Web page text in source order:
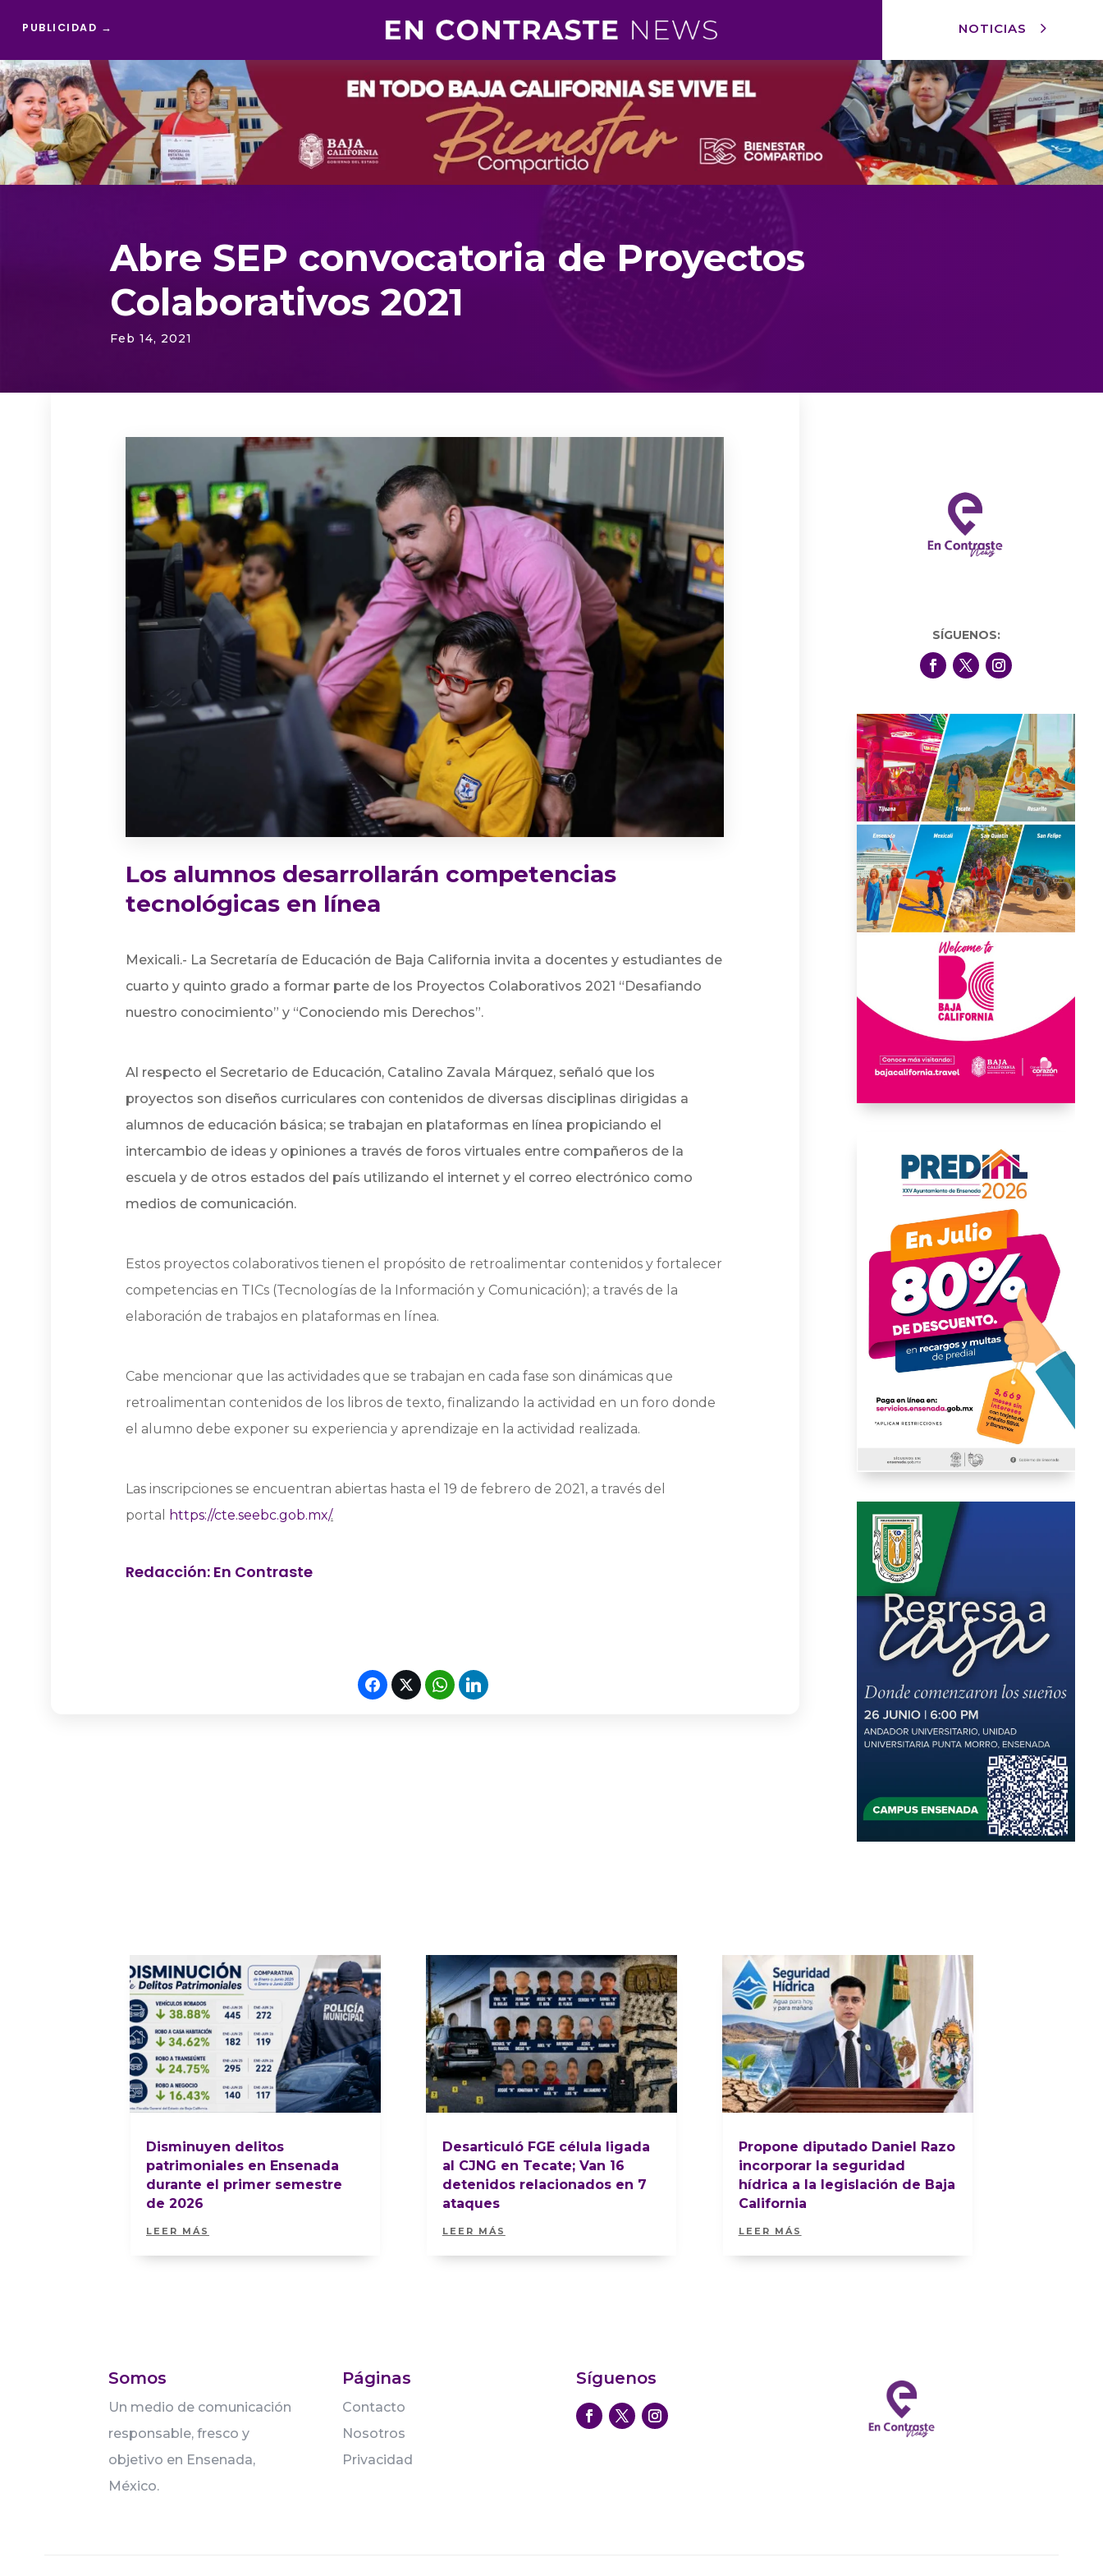
PUBLICIDAD → NOTICIAS
Reproductor
de
vídeo
Abre SEP convocatoria de Proyectos
Colaborativos 2021
Feb 14, 2021
Los alumnos desarrollarán competencias
tecnológicas en línea
Mexicali.- La Secretaría de Educación de Baja California invita a docentes y estudiantes de
cuarto y quinto grado a formar parte de los Proyectos Colaborativos 2021 “Desafiando
nuestro conocimiento” y “Conociendo mis Derechos”.
Al respecto el Secretario de Educación, Catalino Zavala Márquez, señaló que los
proyectos son diseños curriculares con contenidos de diversas disciplinas dirigidas a
alumnos de educación básica; se trabajan en plataformas en línea propiciando el
intercambio de ideas y opiniones a través de foros virtuales entre compañeros de la
escuela y de otros estados del país utilizando el internet y el correo electrónico como
medios de comunicación.
Estos proyectos colaborativos tienen el propósito de retroalimentar contenidos y fortalecer
competencias en TICs (Tecnologías de la Información y Comunicación); a través de la
elaboración de trabajos en plataformas en línea.
Cabe mencionar que las actividades que se trabajan en cada fase son dinámicas que
retroalimentan contenidos de los libros de texto, finalizando la actividad en un foro donde
el alumno debe exponer su experiencia y aprendizaje en la actividad realizada.
Las inscripciones se encuentran abiertas hasta el 19 de febrero de 2021, a través del
portal
https://cte.seebc.gob.mx/.
Redacción: En Contraste
SÍGUENOS:
Disminuyen delitos
patrimoniales en Ensenada
durante el primer semestre
de 2026
LEER MÁS
Desarticuló FGE célula ligada
al CJNG en Tecate; Van 16
detenidos relacionados en 7
ataques
LEER MÁS
Propone diputado Daniel Razo
incorporar la seguridad
hídrica a la legislación de Baja
California
LEER MÁS
Somos
Un medio de comunicación
responsable, fresco y
objetivo en Ensenada,
México.
Páginas
Contacto
Nosotros
Privacidad
Síguenos